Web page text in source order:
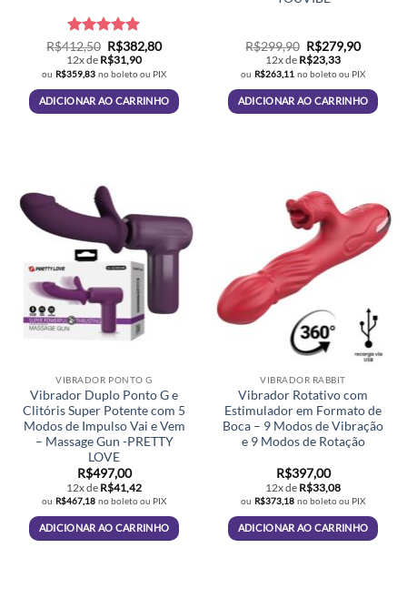
Avaliação5
de 5
R$412,50 O
preço
original
era:
R$412,50.
R$382,80O
atual
é:
R$382,80.
12x de R$31,90
ou R$359,83 no boleto ou PIX
ADICIONAR AO CARRINHO
R$299,90 O
preço
original
era:
R$299,90.
R$279,90O
atual
é:
12x de R$23,33
ou R$263,11 no boleto ou PIX
ADICIONAR AO CARRINHO
VIBRADOR PONTO G
Vibrador Duplo Ponto G e
Clitóris Super Potente com 5
Modos de Impulso Vai e Vem
– Massage Gun -PRETTY
LOVE
R$497,00
12x de R$41,42
ou R$467,18 no boleto ou PIX
ADICIONAR AO CARRINHO
VIBRADOR RABBIT
Vibrador Rotativo com
Estimulador em Formato de
Boca – 9 Modos de Vibração
e 9 Modos de Rotação
R$397,00
12x de R$33,08
ou R$373,18 no boleto ou PIX
ADICIONAR AO CARRINHO